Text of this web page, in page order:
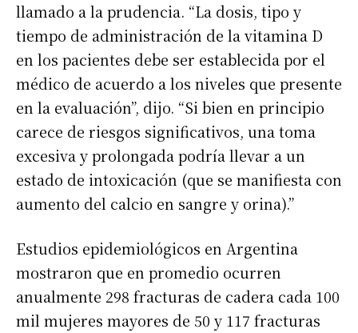
llamado a la prudencia. “La dosis, tipo y
tiempo de administración de la vitamina D
en los pacientes debe ser establecida por el
médico de acuerdo a los niveles que presente
en la evaluación”, dijo. “Si bien en principio
carece de riesgos significativos, una toma
excesiva y prolongada podría llevar a un
estado de intoxicación (que se manifiesta con
aumento del calcio en sangre y orina).”
Estudios epidemiológicos en Argentina
mostraron que en promedio ocurren
anualmente 298 fracturas de cadera cada 100
mil mujeres mayores de 50 y 117 fracturas